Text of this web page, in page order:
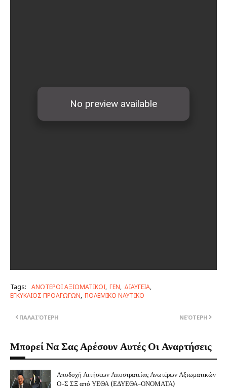
Tags: ΑΝΩΤΕΡΟΙ ΑΞΙΩΜΑΤΙΚΟΙ ΓΕΝ ΔΙΑΥΓΕΙΑ
ΕΓΚΥΚΛΙΟΣ ΠΡΟΑΓΩΓΩΝ ΠΟΛΕΜΙΚΟ ΝΑΥΤΙΚΟ
ΝΕΌΤΕΡΗ
ΠΑΛΑΙΌΤΕΡΗ
Μπορεί Να Σας Αρέσουν Αυτές Οι Αναρτήσεις
Αποδοχή Αιτήσεων Αποστρατείας Ανωτέρων Αξιωματικών
Ο-Σ ΣΞ από ΥΕΘΑ (ΕΔΥΕΘΑ-ΟΝΟΜΑΤΑ)